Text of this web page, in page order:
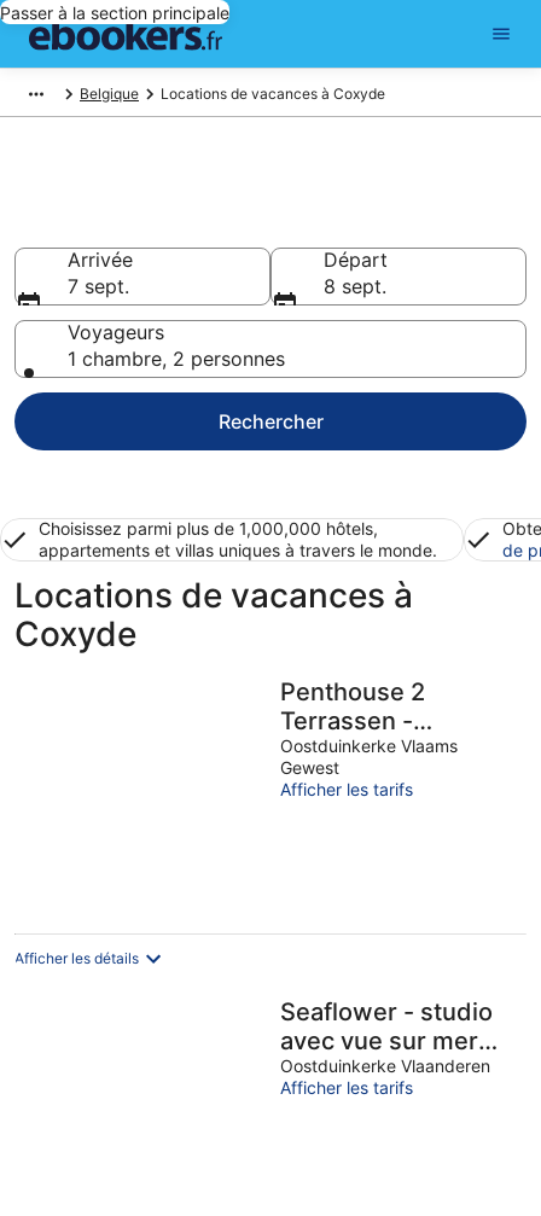
Passer à la section principale
Belgique Locations de vacances à Coxyde
Arrivée
7 sept.
Départ
8 sept.
Voyageurs
1 chambre, 2 personnes
Rechercher
Choisissez parmi plus de 1,000,000 hôtels,
appartements et villas uniques à travers le monde.
de
Locations de vacances à
Coxyde
Penthouse 2
Terrassen -
oostduinkerke bad
Oostduinkerke Vlaams
Gewest
Afficher les tarifs
Afficher les détails
Seaflower - studio
avec vue sur mer
Oostduinkerke
Oostduinkerke Vlaanderen
Afficher les tarifs